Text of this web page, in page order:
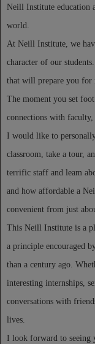
Neill Institute education
world.
At Neill Institute, we
character of our
that will prepare you for
The moment you set
connections with
I would like to
classroom, take a tour,
terrific staff and leam
and how affordable a
convenient from just
This Neill Institute is a
a principle encouraged
than a century ago.
interesting internships,
conversations with
lives.
I look forward to seeing